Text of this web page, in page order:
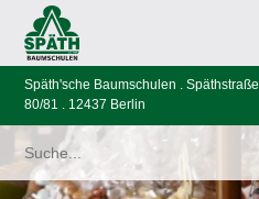
Späth'sche Baumschulen . Späthstraße
80/81 . 12437 Berlin